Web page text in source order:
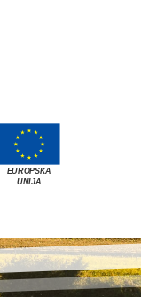
EUROPSKA
UNIJA